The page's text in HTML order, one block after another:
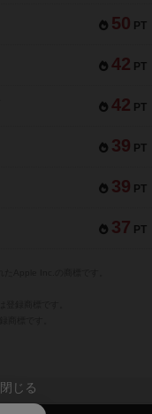
50 PT
42 PT
42 PT
39 PT
39 PT
37 PT
閉じる